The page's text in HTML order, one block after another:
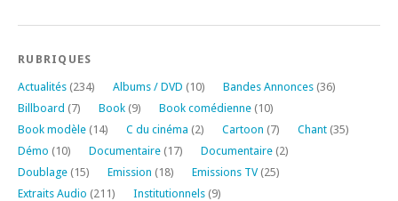
RUBRIQUES
Actualités (234) Albums / DVD (10) Bandes Annonces (36)
Billboard (7) Book (9) Book comédienne (10)
Book modèle (14) C du cinéma (2) Cartoon (7) Chant (35)
Démo (10) Documentaire (17) Documentaire (2)
Doublage (15) Emission (18) Emissions TV(25)
Extraits Audio (211) Institutionnels (9)